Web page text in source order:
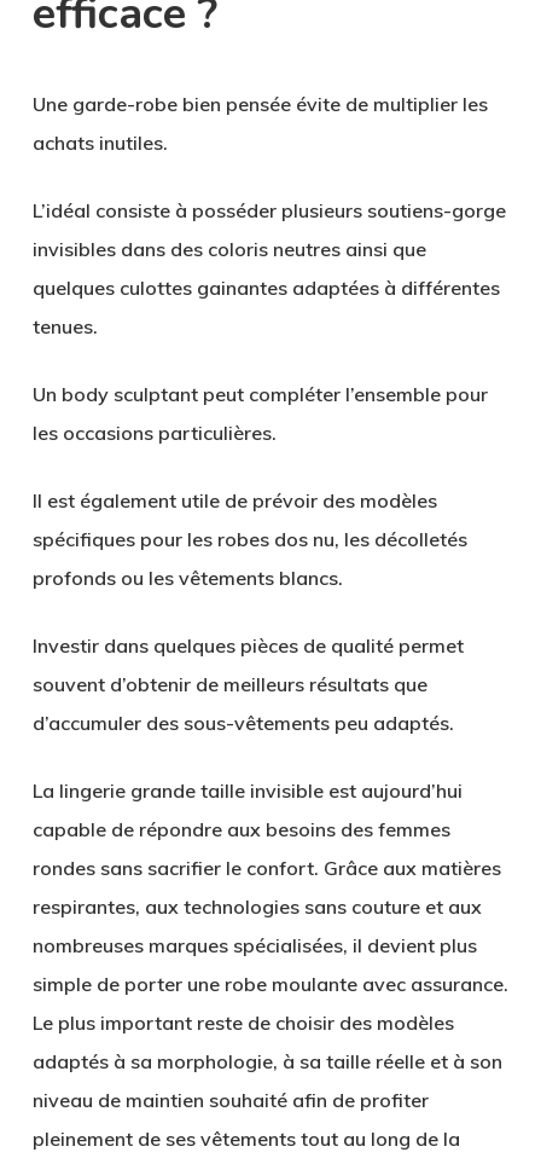
efficace ?
Une garde-robe bien pensée évite de multiplier les
achats inutiles.
L’idéal consiste à posséder plusieurs soutiens-gorge
invisibles dans des coloris neutres ainsi que
quelques culottes gainantes adaptées à différentes
tenues.
Un body sculptant peut compléter l’ensemble pour
les occasions particulières.
Il est également utile de prévoir des modèles
spécifiques pour les robes dos nu, les décolletés
profonds ou les vêtements blancs.
Investir dans quelques pièces de qualité permet
souvent d’obtenir de meilleurs résultats que
d’accumuler des sous-vêtements peu adaptés.
La lingerie grande taille invisible est aujourd’hui
capable de répondre aux besoins des femmes
rondes sans sacrifier le confort. Grâce aux matières
respirantes, aux technologies sans couture et aux
nombreuses marques spécialisées, il devient plus
simple de porter une robe moulante avec assurance.
Le plus important reste de choisir des modèles
adaptés à sa morphologie, à sa taille réelle et à son
niveau de maintien souhaité afin de profiter
pleinement de ses vêtements tout au long de la